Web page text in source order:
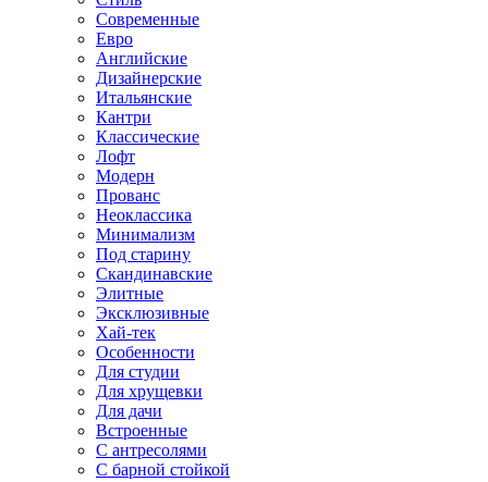
Современные
Евро
Английские
Дизайнерские
Итальянские
Кантри
Классические
Лофт
Модерн
Прованс
Неоклассика
Минимализм
Под старину
Скандинавские
Элитные
Эксклюзивные
Хай-тек
Особенности
Для студии
Для хрущевки
Для дачи
Встроенные
С антресолями
С барной стойкой